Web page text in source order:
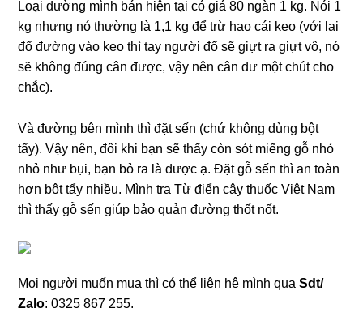
Loại đường mình bán hiện tại có giá 80 ngàn 1 kg. Nói 1
kg nhưng nó thường là 1,1 kg để trừ hao cái keo (với lại
đổ đường vào keo thì tay người đổ sẽ giựt ra giựt vô, nó
sẽ không đúng cân được, vậy nên cân dư một chút cho
chắc).
Và đường bên mình thì đặt sến (chứ không dùng bột
tẩy). Vậy nên, đôi khi bạn sẽ thấy còn sót miếng gỗ nhỏ
nhỏ như bụi, bạn bỏ ra là được ạ. Đặt gỗ sến thì an toàn
hơn bột tẩy nhiều. Mình tra Từ điển cây thuốc Việt Nam
thì thấy gỗ sến giúp bảo quản đường thốt nốt.
Mọi người muốn mua thì có thể liên hệ mình quaSdt/
Zalo: 0325 867 255.